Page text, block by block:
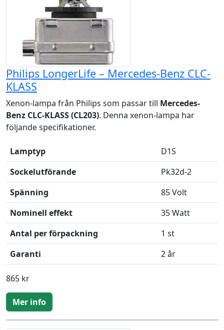
Philips LongerLife – Mercedes-Benz CLC-
KLASS
Xenon-lampa från Philips som passar till Mercedes-
Benz CLC-KLASS (CL203). Denna xenon-lampa har
följande specifikationer.
Lamptyp
D1S
Sockelutförande
Pk32d-2
Spänning
85 Volt
Nominell effekt
35 Watt
Antal per förpackning
1 st
Garanti
2 år
865 kr
Mer info